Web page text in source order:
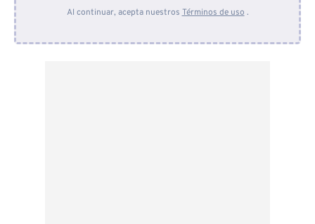
Al continuar, acepta nuestros Términos de uso .